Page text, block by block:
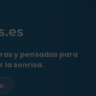
y pensadas para
la sonrisa.
♥